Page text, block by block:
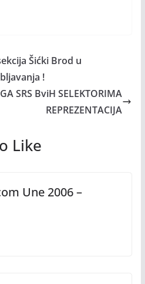
Šićki Brod u
!
SRS BviH SELEKTORIMA
REPREZENTACIJA
Like
Une 2006 –